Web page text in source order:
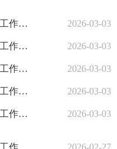
2026-03-03
国家税务总局辽宁省税务局任免工作人员（2026年3月3日）
2026-03-03
国家税务总局辽宁省税务局任免工作人员（2026年3月3日）
2026-03-03
国家税务总局辽宁省税务局任免工作人员（2026年3月3日）
2026-03-03
国家税务总局辽宁省税务局任免工作人员（2026年3月3日）
2026-03-03
国家税务总局辽宁省税务局任免工作人员（2026年3月3日）
2026-02-27